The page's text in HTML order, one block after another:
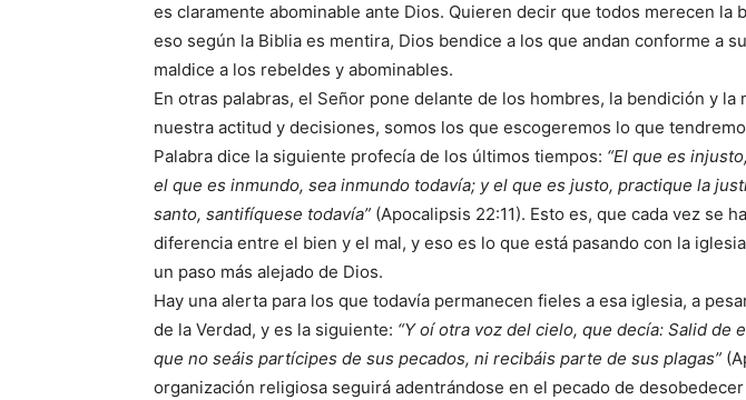
es claramente abominable ante Dios. Quieren decir que todos merecen la
eso según la Biblia es mentira, Dios bendice a los que andan conforme a
maldice a los rebeldes y abominables.
En otras palabras, el Señor pone delante de los hombres, la bendición y la
nuestra actitud y decisiones, somos los que escogeremos lo que
Palabra dice la siguiente profecía de los últimos tiempos: “El que es
el que es inmundo, sea inmundo todavía; y el que es justo, practique la
santo, santifíquese todavía” (Apocalipsis 22:11). Esto es, que cada vez se
diferencia entre el bien y el mal, y eso es lo que está pasando con la
un paso más alejado de Dios.
Hay una alerta para los que todavía permanecen fieles a esa iglesia, a
de la Verdad, y es la siguiente: “Y oí otra voz del cielo, que decía: Salid de
que no seáis partícipes de sus pecados, ni recibáis parte de sus plagas”
organización religiosa seguirá adentrándose en el pecado de